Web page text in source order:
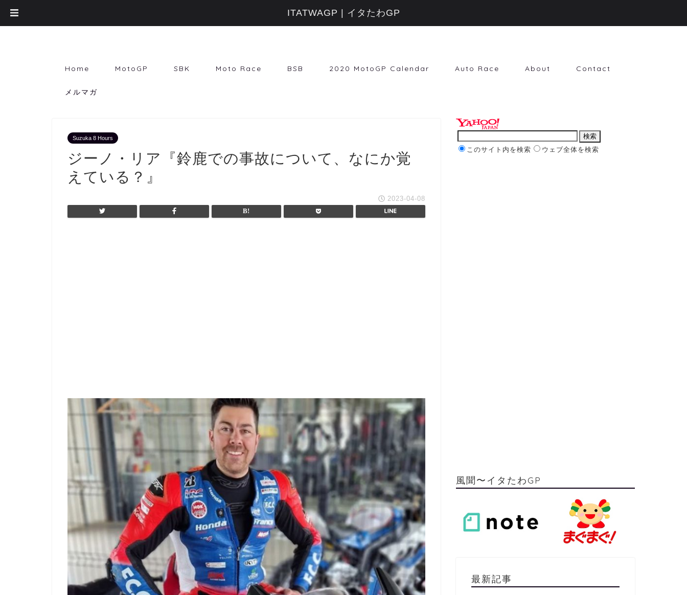
Home MotoGP SBK Moto Race BSB 2020 MotoGP Calendar Auto Race About Contact
メルマガ
Suzuka 8 Hours
ジーノ・リア『鈴鹿での事故について、なにか覚
えている？』
2023-04-08
このサイト内を検索 ウェブ全体を検索
風聞〜イタたわGP
最新記事
ITATWAGP | イタたわGP